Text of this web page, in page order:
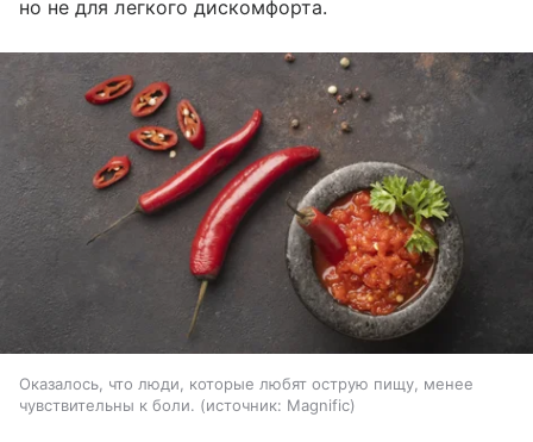
но не для легкого дискомфорта.
Оказалось, что люди, которые любят острую пищу, менее
чувствительны к боли.
источник: Magnific